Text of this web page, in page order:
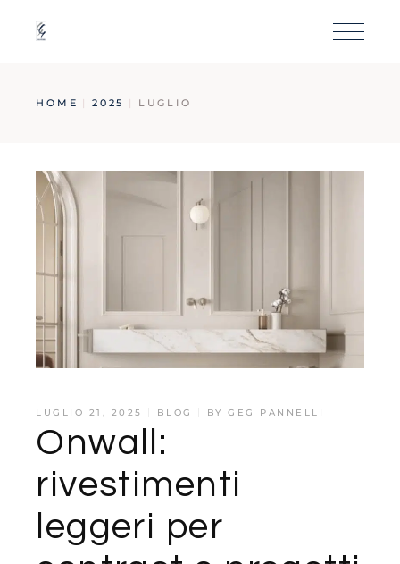
HOME 2025 LUGLIO
LUGLIO 21, 2025 BLOG BYGEG PANNELLI
Onwall:
rivestimenti
leggeri per